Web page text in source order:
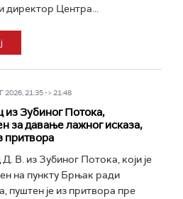
директор Центра...
21:35 -> 21:48
Зубиног Потока,
за давање лажног исказа,
притвора
В. из Зубиног Потока, који је
на пункту Брњак ради
пуштен је из притвора пре